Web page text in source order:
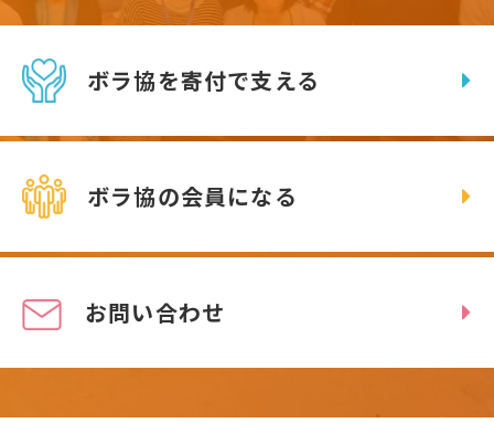
ボラ協を寄付で支える
ボラ協の会員になる
お問い合わせ